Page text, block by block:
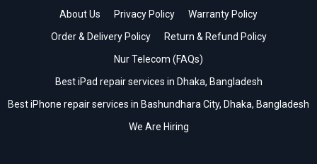
About Us Privacy Policy
Warranty Policy
Order & Delivery Policy
Return & Refund Policy
Nur Telecom (FAQs)
Best iPad repair services in Dhaka, Bangladesh
Best iPhone repair services in Bashundhara City, Dhaka, Bangladesh
We Are Hiring